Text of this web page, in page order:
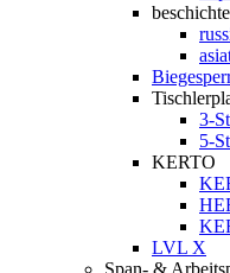
3-
5-
KERTO
LVL X
Span- &